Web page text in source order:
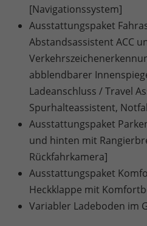
[Navigationssystem]
Ausstattungspaket
Abstandsassistent ACC
abblendbarer
Ladeanschluss / Travel
Spurhalteassistent,
Ausstattungspaket
und hinten mit
Rückfahrkamera]
Ausstattungspaket
Heckklappe mit
Variabler Ladeboden im